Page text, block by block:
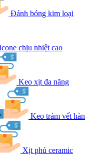
Đánh bóng kim loại
chịu nhiệt cao
Keo xịt đa năng
Keo trám vết hàn
Xịt phủ ceramic